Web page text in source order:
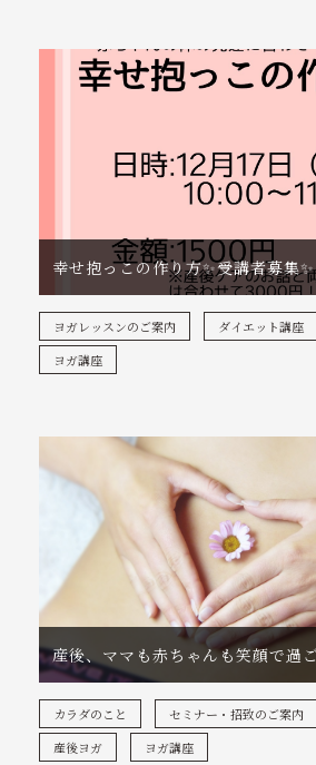
ヨガレッスンのご案内 ダイエット講座
ヨガ講座
幸せ抱っこの作り方✨受講者募集✨
カラダのこと セミナー・招致のご案内
産後ヨガ
ヨガ講座